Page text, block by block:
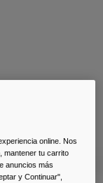
online. Nos
mantener tu carrito
anuncios más
y Continuar",